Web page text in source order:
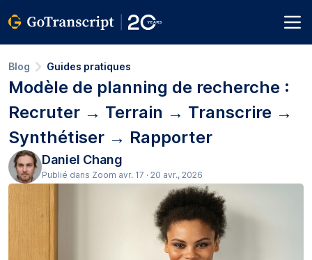
Blog Guides pratiques
Modèle de planning de recherche :
Recruter → Terrain → Transcrire →
Synthétiser → Rapporter
Daniel Chang
Publié dans Zoom avr. 17 · 20 avr., 2026